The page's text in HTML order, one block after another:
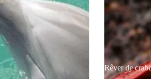
Rêver de